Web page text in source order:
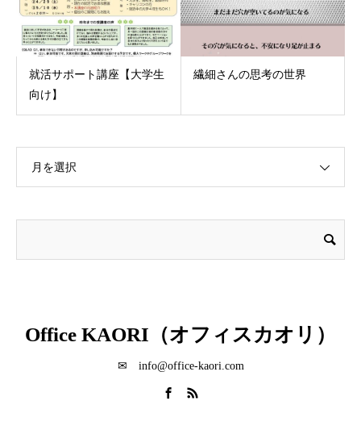
就活サポート講座【大学生
向け】
繊細さんの思考の世界
月を選択
Office KAORI（オフィスカオリ）
✉ info@office-kaori.com